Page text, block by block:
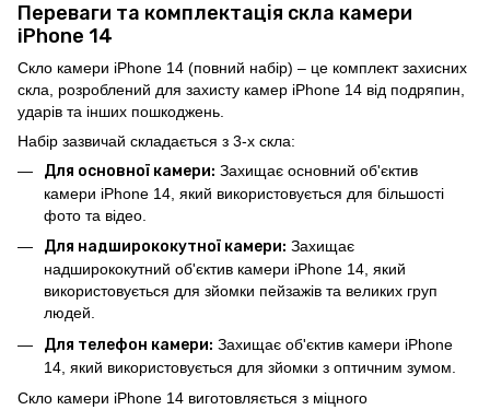
Переваги та комплектація скла камери
iPhone 14
Скло камери iPhone 14 (повний набір) – це комплект захисних
скла, розроблений для захисту камер iPhone 14 від подряпин,
ударів та інших пошкоджень.
Набір зазвичай складається з 3-х скла:
Для основної камери: Захищає основний об'єктив
камери iPhone 14, який використовується для більшості
фото та відео.
Для надширококутної камери: Захищає
надширококутний об'єктив камери iPhone 14, який
використовується для зйомки пейзажів та великих груп
людей.
Для телефон камери: Захищає об'єктив камери iPhone
14, який використовується для зйомки з оптичним зумом.
Скло камери iPhone 14 виготовляється з міцного